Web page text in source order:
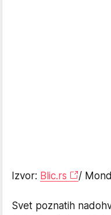
Izvor: Blic.rs /
Svet poznatih